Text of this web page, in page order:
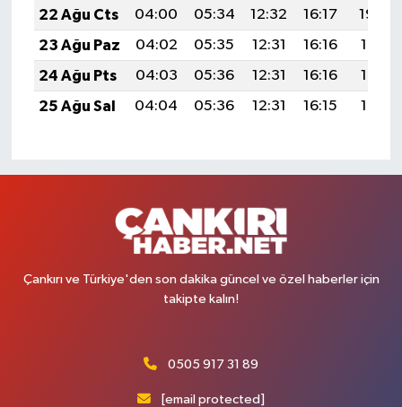
22 Ağu Cts
04:00 05:34 12:32 16:17
19:20
23 Ağu Paz
04:02 05:35 12:31 16:16
19:18
24 Ağu Pts
04:03 05:36 12:31 16:16
19:17
25 Ağu Sal
04:04 05:36 12:31 16:15 19:15
Çankırı ve Türkiye'den son dakika güncel ve özel haberler için
takipte kalın!
0505 917 31 89
[email protected]